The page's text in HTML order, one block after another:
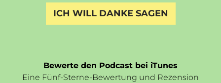
ICH WILL DANKE SAGEN
Bewerte den Podcast bei iTunes
Eine Fünf-Sterne-Bewertung und Rezension